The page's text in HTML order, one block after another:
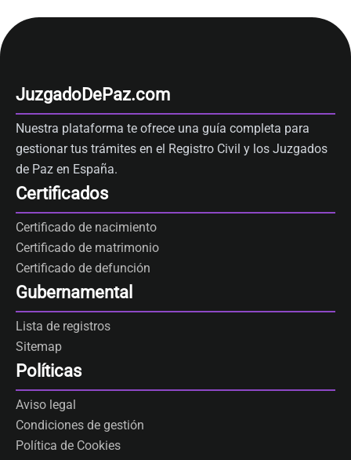
JuzgadoDePaz.com
Nuestra plataforma te ofrece una guía completa para
gestionar tus trámites en el Registro Civil y los Juzgados
de Paz en España.
Certificados
Certificado de nacimiento
Certificado de matrimonio
Certificado de defunción
Gubernamental
Lista de registros
Sitemap
Políticas
Aviso legal
Condiciones de gestión
Política de Cookies